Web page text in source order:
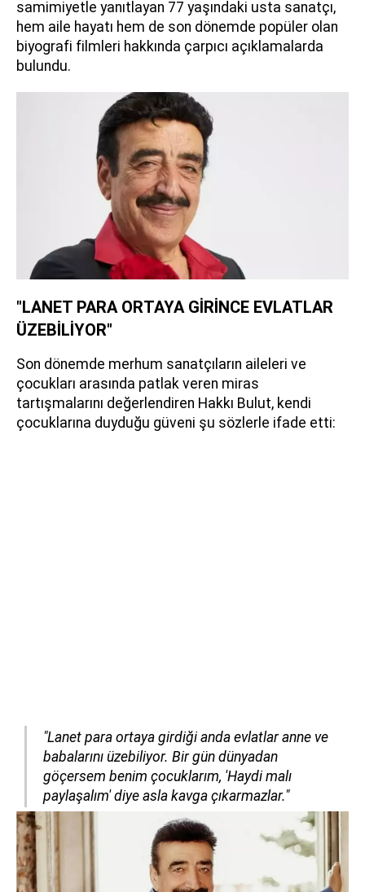
samimiyetle yanıtlayan 77 yaşındaki usta sanatçı,
hem aile hayatı hem de son dönemde popüler olan
biyografi filmleri hakkında çarpıcı açıklamalarda
bulundu.
"LANET PARA ORTAYA GİRİNCE EVLATLAR
ÜZEBİLİYOR"
Son dönemde merhum sanatçıların aileleri ve
çocukları arasında patlak veren miras
tartışmalarını değerlendiren Hakkı Bulut, kendi
çocuklarına duyduğu güveni şu sözlerle ifade etti:
"Lanet para ortaya girdiği anda evlatlar anne ve
babalarını üzebiliyor. Bir gün dünyadan
göçersem benim çocuklarım, 'Haydi malı
paylaşalım' diye asla kavga çıkarmazlar."